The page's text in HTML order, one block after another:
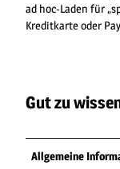
ad hoc-Laden für
Kreditkarte oder
Gut zu
Allgemeine